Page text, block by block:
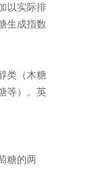
以实际排
生成指数
类（木糖
等）。英
糖的两